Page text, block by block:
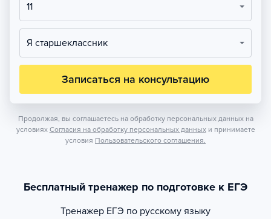
11
Я старшеклассник
Записаться на консультацию
Продолжая, вы соглашаетесь на обработку персональных данных на
условиях Согласия на обработку персональных данных и принимаете
условия Пользовательского соглашения.
Бесплатный тренажер по подготовке к ЕГЭ
Тренажер ЕГЭ по русскому языку